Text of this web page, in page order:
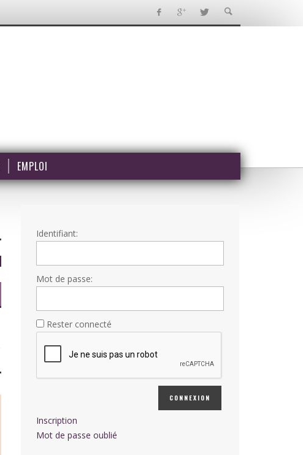
EMPLOI
Identifiant:
Mot de passe:
Rester connecté
CONNEXION
Inscription
Mot de passe oublié